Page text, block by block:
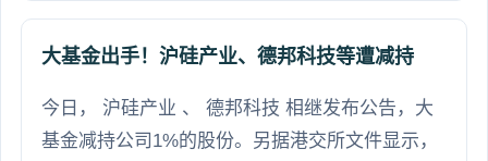
大基金出手！沪硅产业、德邦科技等遭减持
今日， 沪硅产业 、 德邦科技 相继发布公告，大
基金减持公司1%的股份。另据港交所文件显示，